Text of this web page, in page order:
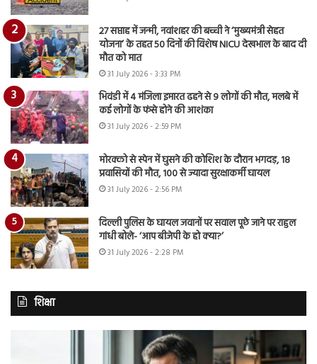
27 सप्ताह में जन्मी, नवांशहर की बच्ची ने ‘मुख्यमंत्री सेहत
योजना’ के तहत 50 दिनों की विशेष NICU देखभाल के बाद दी
मौत को मात
31 July 2026 - 3:33 PM
भिवंडी में 4 मंजिला इमारत ढहने से 9 लोगों की मौत, मलबे में
कई लोगों के फंसे होने की आशंका
31 July 2026 - 2:59 PM
मोरक्को से स्पेन में घुसने की कोशिश के दौरान भगदड़, 18
प्रवासियों की मौत, 100 से ज्यादा सुरक्षाकर्मी घायल
31 July 2026 - 2:56 PM
दिल्ली पुलिस के घायल जवानों पर सवाल पूछे जाने पर राहुल
गांधी बोले- ‘आप बीजेपी के हो क्या?’
31 July 2026 - 2:28 PM
शिक्षा